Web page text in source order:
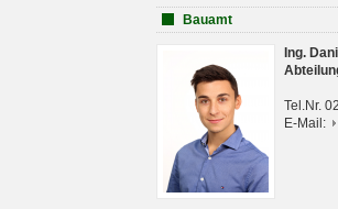
Bauamt
Ing.
Tel.Nr.
E-Mail: